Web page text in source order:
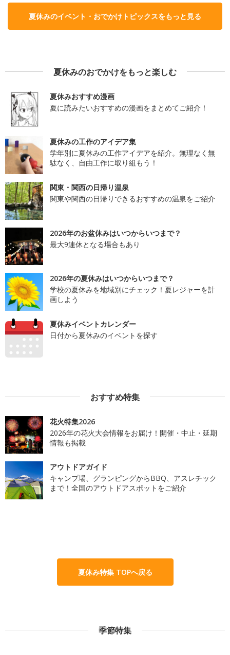
夏休みのイベント・おでかけトピックスをもっと見る
夏休みのおでかけをもっと楽しむ
夏休みおすすめ漫画
夏に読みたいおすすめの漫画をまとめてご紹介！
夏休みの工作のアイデア集
学年別に夏休みの工作アイデアを紹介。無理なく無
駄なく、自由工作に取り組もう！
関東・関西の日帰り温泉
関東や関西の日帰りできるおすすめの温泉をご紹介
2026年のお盆休みはいつからいつまで？
最大9連休となる場合もあり
2026年の夏休みはいつからいつまで？
学校の夏休みを地域別にチェック！夏レジャーを計
画しよう
夏休みイベントカレンダー
日付から夏休みのイベントを探す
おすすめ特集
花火特集2026
2026年の花火大会情報をお届け！開催・中止・延期
情報も掲載
アウトドアガイド
キャンプ場、グランピングからBBQ、アスレチック
まで！全国のアウトドアスポットをご紹介
夏休み特集 TOPへ戻る
季節特集